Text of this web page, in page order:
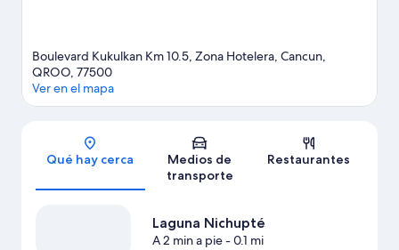
Boulevard Kukulkan Km 10.5, Zona Hotelera, Cancun,
QROO, 77500
Ver en el mapa
Qué hay cerca
Medios de
transporte
Restaurantes
Laguna Nichupté
A 2 min a pie- 0.1 mi